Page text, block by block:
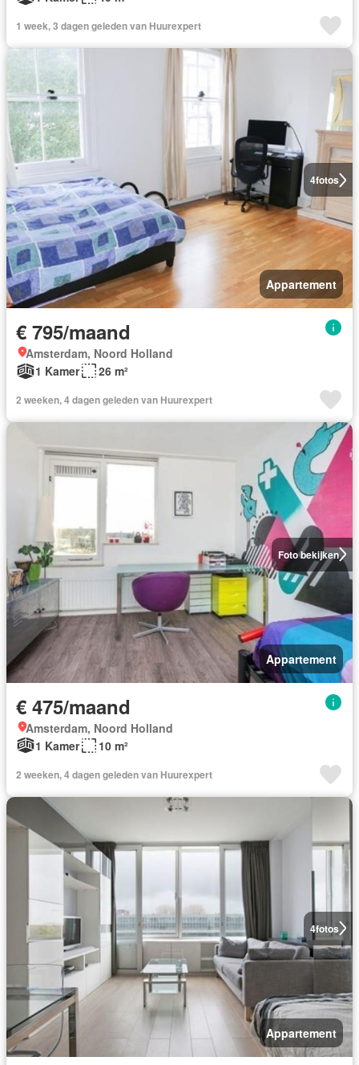
1 week, 3 dagen geleden van Huurexpert
4fotos
Appartement
€ 795/maand
Amsterdam, Noord Holland
1 Kamer
26 m²
2 weeken, 4 dagen geleden van Huurexpert
Foto bekijken
Appartement
€ 475/maand
Amsterdam, Noord Holland
1 Kamer
10 m²
2 weeken, 4 dagen geleden van Huurexpert
4fotos
Appartement